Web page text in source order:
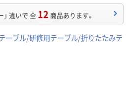
」 違いで 全 12 商品あります。
ーブル/研修用テーブル/折りたたみテ